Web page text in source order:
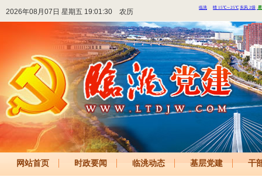
2026年08月07日 星期五 19:01:30 农历
网站首页 时政要闻 临洮动态 基层党建 干